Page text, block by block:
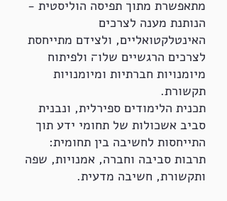
מתאפשרת מתוך תפיסה הוליסטית -
הנותנת מענה לצרכים
האינטלקטואליים, ולצידם מתייחסת
לצרכים הרגשיים שלו׌ ולפיתוח
מיומנויות חברתיות ומיומנויות
תקשורת.
תכנית הלימודים ספירלית, ונבנית
סביב אשכולות של תחומי ידע תוך
התייחסות לחשיבה בין תחומית:
תרבות סביבה וחברה, אמנויות, שפה
ותקשורת, חשיבה מדעית.